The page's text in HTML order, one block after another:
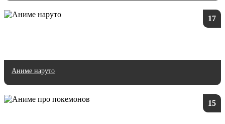
17
Аниме наруто
15